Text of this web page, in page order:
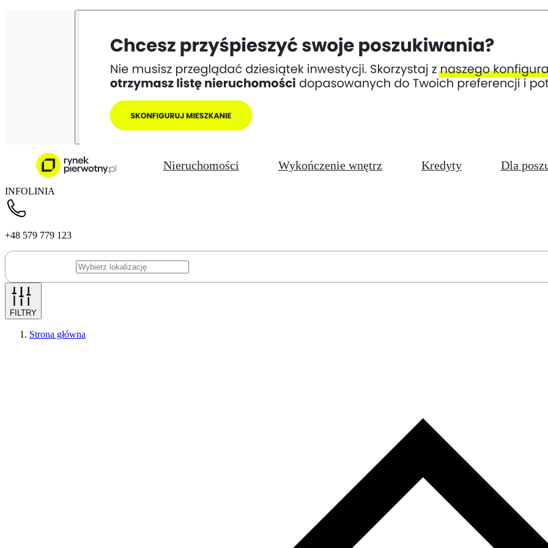
Nieruchomości Wykończenie wnętrz Kredyty Dla
INFOLINIA
+48 579 779 123
FILTRY
Strona główna